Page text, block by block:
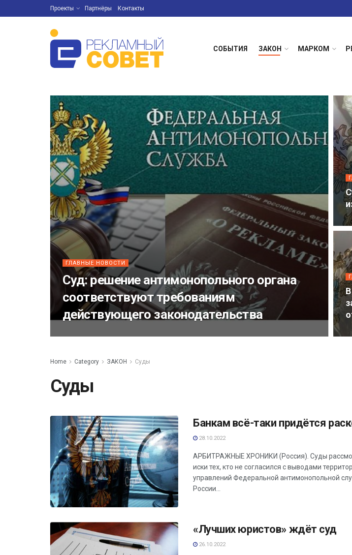
Проекты Партнёры Контакты
СОБЫТИЯ ЗАКОН МАРКОМ
ГЛАВНЫЕ НОВОСТИ
Суд: решение антимонопольного органа
соответствуют требованиям
действующего законодательства
Home Category ЗАКОН Суды
Суды
Банкам всё-таки придётся
28.10.2022
АРБИТРАЖНЫЕ ХРОНИКИ (Россия). Суды
иски тех, кто не согласился с выводами
управлений Федеральной антимонопольной
России...
«Лучших юристов» ждёт суд
26.10.2022